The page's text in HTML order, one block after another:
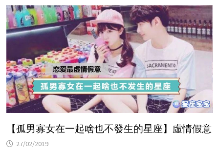
【孤男寡女在一起啥也不發生的星座】虛情假意
27/02/2019